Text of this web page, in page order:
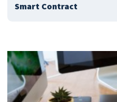
Smart Contract